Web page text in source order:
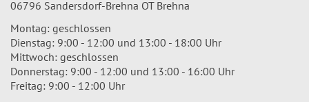
06796 Sandersdorf-Brehna OT Brehna
Montag: geschlossen
Dienstag: 9:00 - 12:00 und 13:00 - 18:00 Uhr
Mittwoch: geschlossen
Donnerstag: 9:00 - 12:00 und 13:00 - 16:00 Uhr
Freitag: 9:00 - 12:00 Uhr